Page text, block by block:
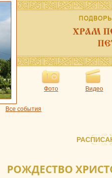
Фото Видео
Все события
РОЖДЕСТВО